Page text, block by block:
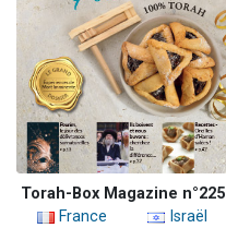
Torah-Box Magazine n°225
France
Israël